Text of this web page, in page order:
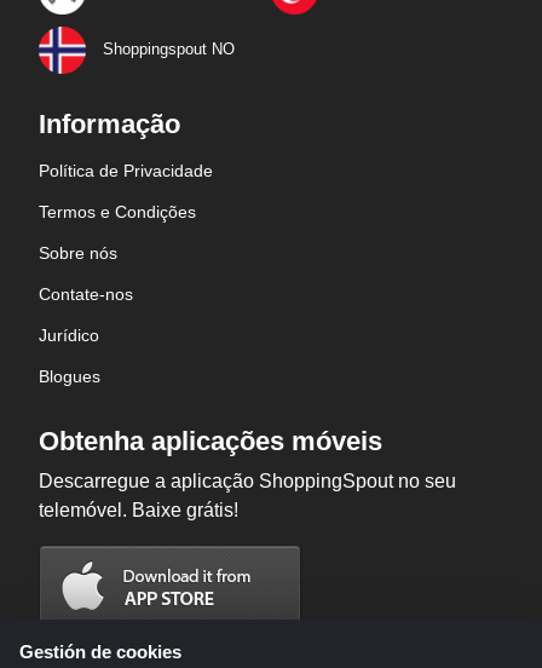
Shoppingspout NO
Informação
Política de Privacidade
Termos e Condições
Sobre nós
Contate-nos
Jurídico
Blogues
Obtenha aplicações móveis
Descarregue a aplicação ShoppingSpout no seu
telemóvel. Baixe grátis!
Gestión de cookies